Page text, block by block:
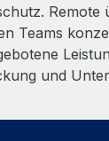
Teams
und